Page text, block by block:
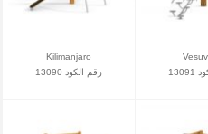
Kilimanjaro
رقم الكود 13090